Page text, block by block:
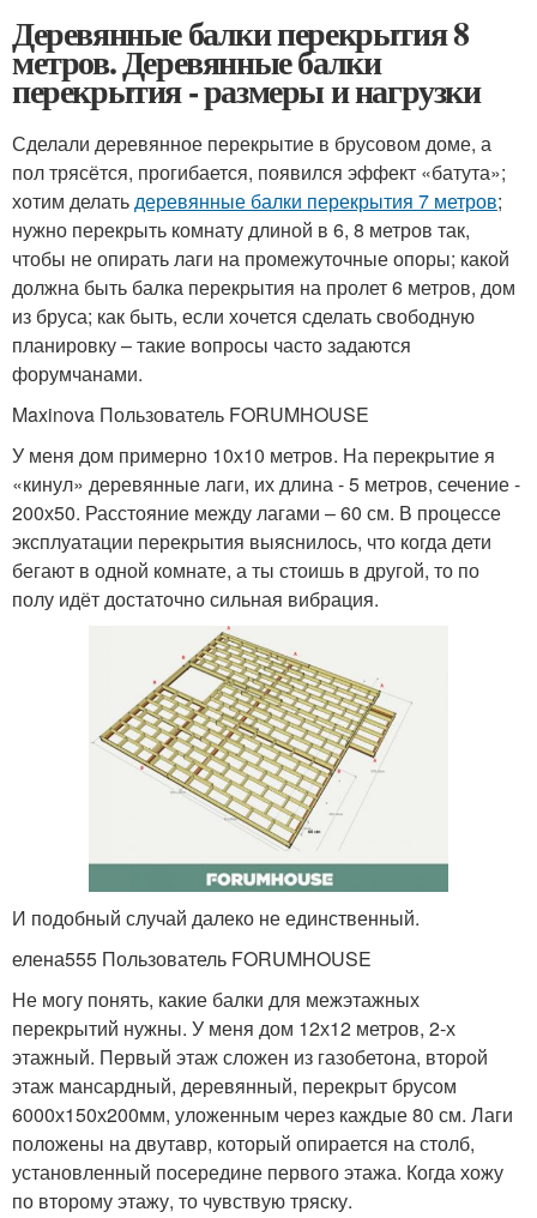
Деревянные балки перекрытия 8
метров. Деревянные балки
перекрытия - размеры и нагрузки
Сделали деревянное перекрытие в брусовом доме, а
пол трясётся, прогибается, появился эффект «батута»;
хотим делатьдеревянные балки перекрытия 7 метров;
нужно перекрыть комнату длиной в 6, 8 метров так,
чтобы не опирать лаги на промежуточные опоры; какой
должна быть балка перекрытия на пролет 6 метров, дом
из бруса; как быть, если хочется сделать свободную
планировку – такие вопросы часто задаются
форумчанами.
Maxinova Пользователь FORUMHOUSE
У меня дом примерно 10х10 метров. На перекрытие я
«кинул» деревянные лаги, их длина - 5 метров, сечение -
200х50. Расстояние между лагами – 60 см. В процессе
эксплуатации перекрытия выяснилось, что когда дети
бегают в одной комнате, а ты стоишь в другой, то по
полу идёт достаточно сильная вибрация.
И подобный случай далеко не единственный.
елена555 Пользователь FORUMHOUSE
Не могу понять, какие балки для межэтажных
перекрытий нужны. У меня дом 12х12 метров, 2-х
этажный. Первый этаж сложен из газобетона, второй
этаж мансардный, деревянный, перекрыт брусом
6000х150х200мм, уложенным через каждые 80 см. Лаги
положены на двутавр, который опирается на столб,
установленный посередине первого этажа. Когда хожу
по второму этажу, то чувствую тряску.